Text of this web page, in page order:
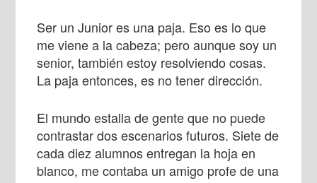
Ser un Junior es una paja. Eso es lo que
me viene a la cabeza; pero aunque soy un
senior, también estoy resolviendo cosas.
La paja entonces, es no tener dirección.
El mundo estalla de gente que no puede
contrastar dos escenarios futuros. Siete de
cada diez alumnos entregan la hoja en
blanco, me contaba un amigo profe de una